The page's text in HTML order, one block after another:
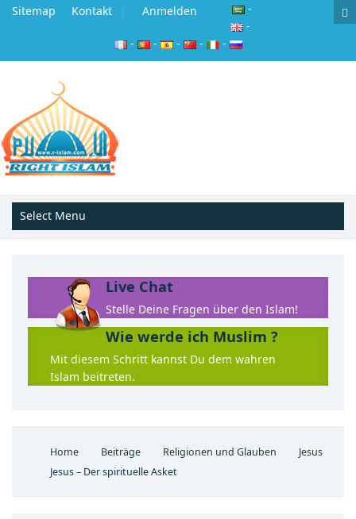
Sitemap Kontakt Anmelden
-
-
-
- - - -
Live Chat
Stelle Deine Fragen über den Islam!
Wie werde ich Muslim ?
Mit diesem Schritt kannst Du dem wahren
Islam beitreten.
Home Beiträge Religionen und Glauben
Jesus
Jesus – Der spirituelle Asket